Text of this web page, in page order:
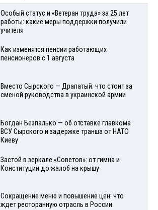
Особый статус и «Ветеран труда» за 25 лет
работы: какие меры поддержки получили
учителя
Как изменятся пенсии работающих
пенсионеров с 1 августа
Вместо Сырского — Драпатый: что стоит за
сменой руководства в украинской армии
Богдан Безпалько — об отставке главкома
ВСУ Сырского и задержке транша от НАТО
Киеву
Застой в зеркале «Советов»: от гимна и
Конституции до жалоб на крышу
Сокращение меню и повышение цен: что
ждет ресторанную отрасль в России